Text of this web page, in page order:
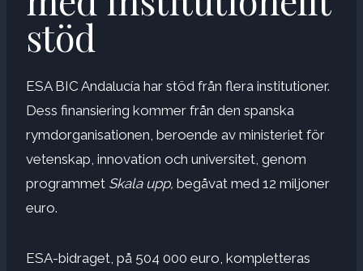
stöd
ESA BIC Andalucía har stöd från flera institutioner.
Dess finansiering kommer från den spanska
rymdorganisationen, beroende av ministeriet för
vetenskap, innovation och universitet, genom
programmet Skala upp, begåvat med 12 miljoner
euro.
ESA-bidraget, på 504 000 euro, kompletteras